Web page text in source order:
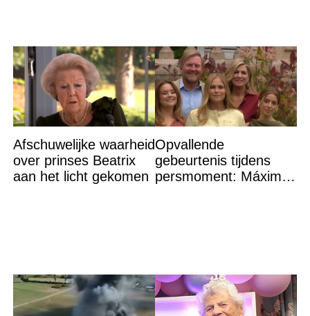
Afschuwelijke waarheid
over prinses Beatrix
aan het licht gekomen
Opvallende
gebeurtenis tijdens
persmoment: Máxima